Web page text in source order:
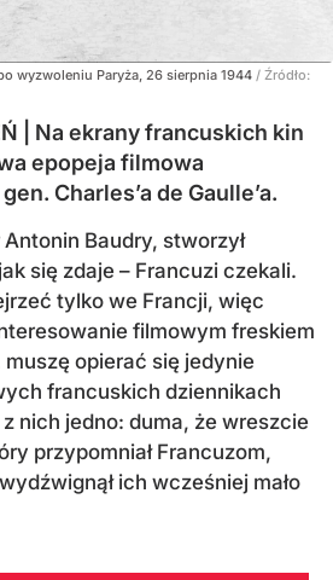
wyzwoleniu Paryża, 26 sierpnia 1944 / Źródło:
| Na ekrany francuskich kin
epopeja filmowa
Charles’a de Gaulle’a.
Baudry, stworzył
się zdaje – Francuzi czekali.
tylko we Francji, więc
filmowym freskiem
muszę opierać się jedynie
francuskich dziennikach
nich jedno: duma, że wreszcie
przypomniał Francuzom,
ich wcześniej mało